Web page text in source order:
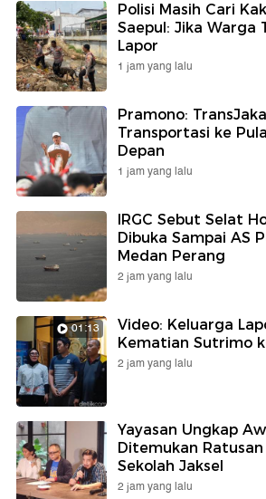
Polisi Masih Cari
Saepul: Jika Warga
Lapor
1 jam yang lalu
Pramono:
Transportasi ke
Depan
1 jam yang lalu
IRGC Sebut Selat
Dibuka Sampai AS
Medan Perang
2 jam yang lalu
01:13
Video: Keluarga
Kematian Sutrimo
2 jam yang lalu
Yayasan Ungkap
Ditemukan
Sekolah Jaksel
2 jam yang lalu